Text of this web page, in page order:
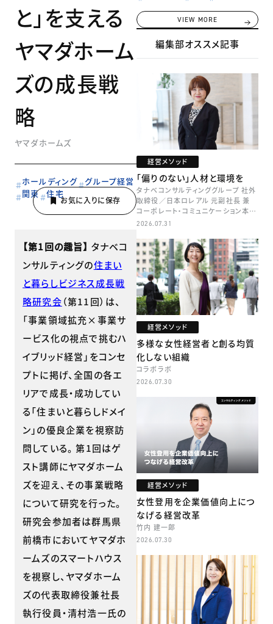
と」を支える
ヤマダホーム
ズの成長戦
略
ヤマダホームズ
ホールディング
グループ経営
関東
住宅
【第1回の趣旨】 タナベコ
ンサルティングの住まい
と暮らしビジネス成長戦
略研究会（第11回）は、
「事業領域拡充×事業サ
ービス化の視点で挑むハ
イブリッド経営」をコンセ
プトに掲げ、全国の各エ
リアで成長・成功してい
る「住まいと暮らしドメイ
ン」の優良企業を視察訪
問している。 第1回はゲ
スト講師にヤマダホーム
ズを迎え、その事業戦略
について研究を行った。
研究会参加者は群馬県
前橋市においてヤマダホ
ームズのスマートハウス
を視察し、ヤマダホーム
ズの代表取締役兼社長
執行役員・清村浩一氏の
VIEW MORE
編集部オススメ記事
経営メソッド
「偏りのない」人材と環境を
タナベコンサルティンググループ 社外
取締役／日本ロレアル 元副社長 兼
コーポレート・コミュニケーション本部
本部長／キャリアコンサルタント 井村
2026.07.31
経営メソッド
多様な女性経営者と創る均質
化しない組織
コラボラボ
2026.07.30
経営メソッド
女性登用を企業価値向上につ
なげる経営改革
竹内 建一郎
2026.07.30